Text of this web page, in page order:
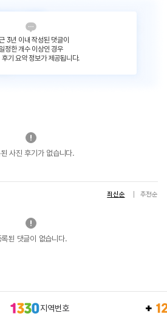
3년 이내 작성된 댓글이
일정한 개수 이상인 경우
후기 요약 정보가 제공됩니다.
사진 후기가 없습니다.
최신순 추천순
록된 댓글이 없습니다.
지역번호